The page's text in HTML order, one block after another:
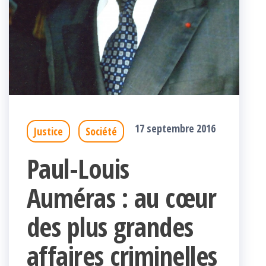
Justice Société 17 septembre 2016
Paul-Louis
Auméras : au cœur
des plus grandes
affaires criminelles